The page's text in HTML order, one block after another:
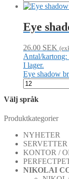
Eye
26.00 SEK
Antal/kartong:
I lager.
Eye shadow
Välj språk
Produktkategorier
NYHETER
KONTOR /
NIKOLAI